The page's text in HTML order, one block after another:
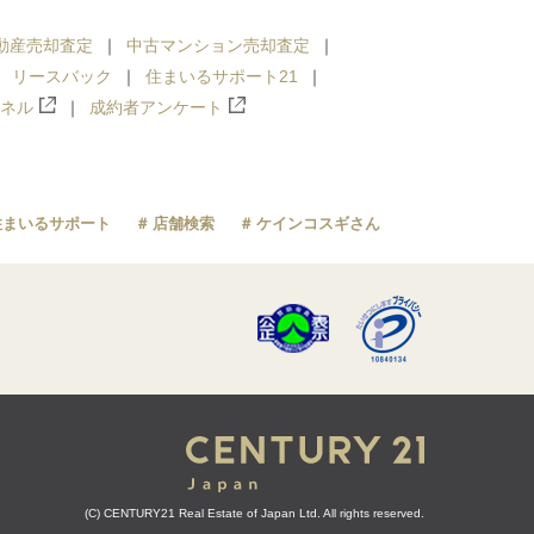
産売却査定
中古マンション売却査定
リースバック
住まいるサポート21
ル
成約者アンケート
いるサポート 店舗検索 ケインコスギさん
(C) CENTURY21 Real Estate of Japan Ltd. All rights reserved.